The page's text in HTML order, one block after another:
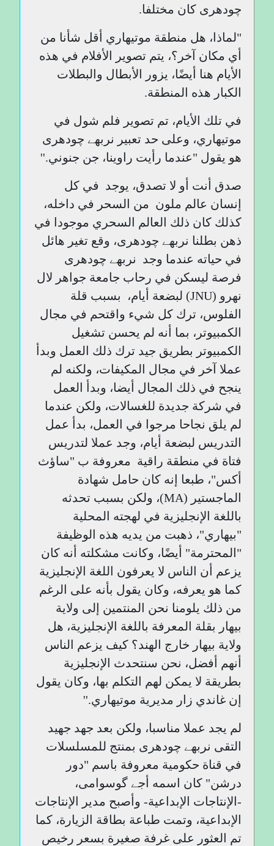
چودھری كان مختلفا.
"لماذا، هل منطقة موتيهاري أقل شأنا من
أي مكان آخر؟، يتم تصوير الأفلام في هذه
الأيام هنا أيضًا، يزور الأبطال والبطلات
الكبار هذه المنطقة.
في تلك الأيام، تم تصوير فلم شول في
موتيهاري، وعلى حد تعبير نربھے چودھری
هو يقول "عندما رأيت راوينا، جن جنوني.''
صدق أنت أو لا تصدق، يوجد في كل
إنسان عالم ملون من السحر في داخله،
كذلك كان ذلك العالم السحري موجودا في
ذهن بطلنا نربھے چودھری، وقع تغير هائل
في حياته عندما وجد نربھے چودھری
فرصة ليسكن في رحاب جامعة جواهر لال
نهرو (JNU) لبضعة أيام، بسبب قلة
الفلوس، ترك كل شيء واقتحم في مجال
الكمبيوتر، بما أنه لم يحسن تشغيل
الكمبيوتر بطريق جيد ترك ذلك العمل وبدأ
عملا آخر في مجال المكيفات، ولكنه لم
ينجح في ذلك المجال أيضا، وبدأ العمل
في شركة جديدة للغسالات، ولكن عندما
لم يلق نجاحا مرجوا في العمل، بدأ عمل
التدريس لبضعة أيام، وجد عملا لتدريس
فتاة في منطقة راقية معروفة ب "ساؤث
أكس"، طبعا إنه كان حامل شهادة
الماجستير (MA)، ولكن بسبب تحدثه
باللغة الإنجليزية في لهجته المحلية
"بيهاري"، ذهبت من يديه هذه الوظيفة
"المحترمة" أيضًا، وكانت مشكلته أنه كان
يزعم أن الناس لا يعرفون اللغة الإنجليزية
كما هو يعرفه، وكان يقول بأنه على الرغم
من ذلك يلومنا نحن المنتمين إلى ولاية
بيهار بقلة المعرفة باللغة الإنجليزية، هل
ولاية بيهار خارج الهند؟ كيف يزعم الناس
أنهم أفضل، نحن سنتحدث الإنجليزية
بطريقة لا يمكن لهم التكلم بها، وكان يقول
إن غاندي زار مديرية موتيهاري.''
لم يجد عملا مناسبا، ولكن بعد جهد جهيد
التقى نربھے چودھری بمنتج للمسلسلات
في قناة حكومية معروفة باسم "دور
درشن" كان اسمه أجے گوسوامی،
-الإنتاجات الإبداعية- وأصبح مدير الإنتاجات
الإبداعية، وتمت طباعة بطاقة الزيارة، كما
تم العثور على غرفة صغيرة بسعر رخيص